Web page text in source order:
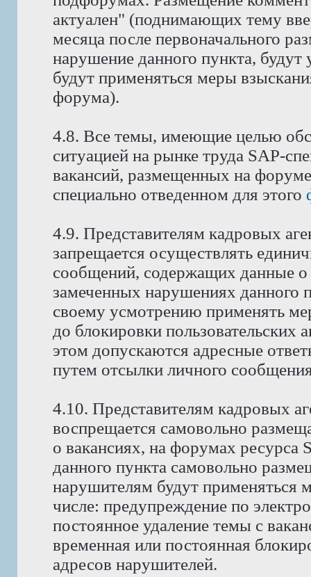
актуален" (поднимающих тему
месяца после первоначального
нарушение данного пункта, будут
будут применяться меры
форума).
4.8. Все темы, имеющие целью
ситуацией на рынке труда SAP-
вакансий, размещенных на
специально отведенном для этого
4.9. Представителям кадровых
запрещается осуществлять
сообщений, содержащих данные о
замеченных нарушениях данного
своему усмотрению применять
до блокировки
этом допускаются адресные
путем отсылки личного
4.10. Представителям кадровых
воспрещается самовольно
о вакансиях, на форумах
данного пункта самовольно
нарушителям будут применяться
числе: предупреждение по
постоянное удаление темы с
временная или постоянная
адресов нарушителей.